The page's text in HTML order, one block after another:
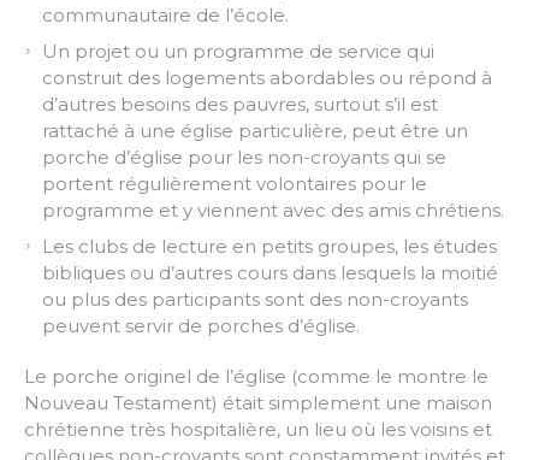
communautaire de l’école.
Un projet ou un programme de service qui
construit des logements abordables ou répond à
d’autres besoins des pauvres, surtout s’il est
rattaché à une église particulière, peut être un
porche d’église pour les non-croyants qui se
portent régulièrement volontaires pour le
programme et y viennent avec des amis chrétiens.
Les clubs de lecture en petits groupes, les études
bibliques ou d’autres cours dans lesquels la moitié
ou plus des participants sont des non-croyants
peuvent servir de porches d’église.
Le porche originel de l’église (comme le montre le
Nouveau Testament) était simplement une maison
chrétienne très hospitalière, un lieu où les voisins et
collègues non-croyants sont constamment invités et